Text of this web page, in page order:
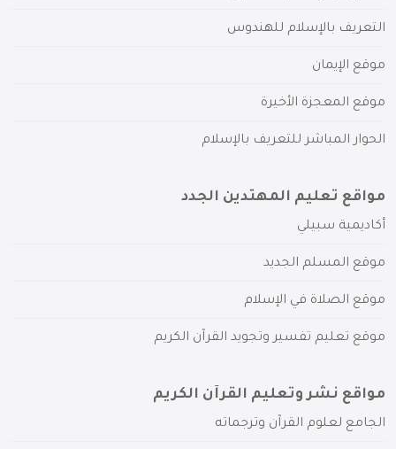
التعريف بالإسلام للهندوس
موقع الإيمان
موقع المعجزة الأخيرة
الحوار المباشر للتعريف بالإسلام
مواقع تعليم المهتدين الجدد
أكاديمية سبيلي
موقع المسلم الجديد
موقع الصلاة في الإسلام
موقع تعليم تفسير وتجويد القرآن الكريم
مواقع نشر وتعليم القرآن الكريم
الجامع لعلوم القرآن وترجماته